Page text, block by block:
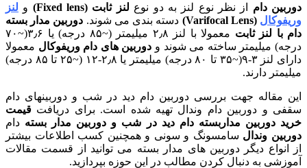
دوربین دام از نظر نوع لنز به دو نوع لنز ثابت (Fixed lens) و لنز
وریفوکال (Varifocal Lens) دسته بندی می شوند. دوربین مدار بسته
دام با لنز ثابت
معمولا با لنز ۲٫۸ میلیمتر (~۸۵ درجه) یا ۳٫۶(~۷۰
درجه) میلیمتر ساخته می شوند و دوربین های دام وریفوکال معمولا
دارای لنز ۳-۹(~۳۵ تا ۸۰ درجه) میلیمتر یا ۲٫۸-۱۲ (~۲۵ تا ۸۵ درجه)
میلیمتر دارند.
این مقاله جهت بررسی دوربین دام دید در شب و دوربینهای دام
سقفی و دوربین دام وندال تهیه شده است. برای دریافت قیمت
خرید دوربین مداربسته دام دید در شب و دوربین مدار بسته دام
دوربین وندال سامسونگ و سونی و همچنین کسب اطلاعات بیشتر
از انواع دیگر دوربین های مدار بسته می توانید از قسمت مقالات
آموزشی به دنبال کردن مطالب در این حوزه بپردازید.